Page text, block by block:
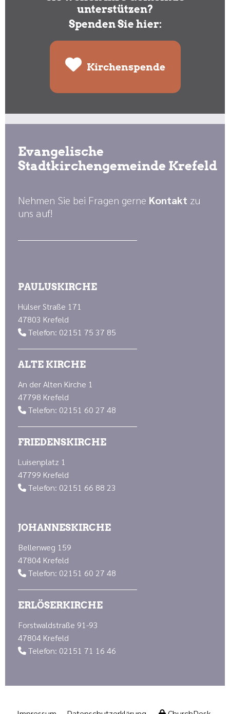
unterstützen?
Spenden Sie hier:
Kirchenspende
Evangelische
Stadtkirchengemeinde Krefeld
Nehmen Sie bei Fragen gerne Kontakt zu
uns auf!
PAULUSKIRCHE
Hülser Straße 171
47803 Krefeld
 Telefon: 02151 75 37 85
ALTE KIRCHE
An der Alten Kirche 1
47798 Krefeld
 Telefon: 02151 60 27 48
FRIEDENSKIRCHE
Luisenplatz 1
47799 Krefeld
 Telefon: 02151 66 88 23
JOHANNESKIRCHE
Bellenweg 159
47804 Krefeld
 Telefon: 02151 60 27 48
ERLÖSERKIRCHE
Forstwaldstraße 91-93
47804 Krefeld
 Telefon: 02151 71 16 46